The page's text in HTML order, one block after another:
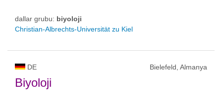
dallar grubu: biyoloji
Christian-Albrechts-Universität zu Kiel
DE Bielefeld, Almanya
Biyoloji